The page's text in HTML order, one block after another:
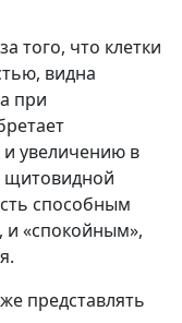
того, что клетки
видна
при
увеличению в
щитовидной
способным
и «спокойным»,
представлять